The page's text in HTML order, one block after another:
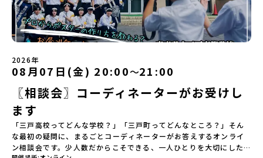
天候などの状況等によって開催を見合わせる可能性があります。そ
の場合は原則、開催日1週間前までにご連絡いたします。又、最少催
行人数に達しなかった場合は、開催日3週間前までに催行中止の旨を
メールにてご連絡いたします。・よくあるご質問その他、よくある
ご質問についてはこちらをご確認ください。運営団体について＜プ
ログラム主催：一般財団法人地域・教育魅力化プラットフォーム＞
「意志ある若者にあふれる持続可能な地域・社会をつくる」という
ビジョンを掲げ、2017年3月に島根県に設立した教育事業団体で
す。日本全国約200の高校と連携しながら、中学卒業後に地域の枠を
越えて生徒一人ひとりの夢や価値観に合った地域・学校で1〜3年間
過ごすことができるシステム「地域みらい留学」をはじめとした、
教育事業や地域活性モデルをつくり続けています。名 称：一般財
団法人地域・教育魅力化プラットフォーム設 立：2017年3月代表
者：岩本 悠所在地：〒690-0842 島根県松江市東本町二丁目25-6
や、中学生のみなさんの素朴な疑問にスタッフが直接お答えしま
す。チャットでの質問も可能ですので、ぜひご自宅からリラックス
してご参加ください。▼お申し込み前に必ずご確認ください・参加
規約への同意プログラムへの参加申し込みいただく前に、「お申し
い。・抽選による参加者決定についてお申込みいただいた方の中か
ら抽選の上、締め切り日から1週間を目途に、お申し込み時に記入い
ただいたメールアドレス宛に「当選／落選メール」をお送りいたし
ます。当選者は、メールに記載された「当選確認フォーム」に３日
以内に回答いただき、確認フォームの提出をもって参加確定とさせ
ていただきます。当選確認フォームの期日までにご回答いただけな
い場合は、当選を取り消しとさせていただきます。当選取り消しが
あった場合は、繰り上げ当選者へご連絡させていただきます。登録
メールアドレスの変更をご希望の場合は下記の地域みらい留学公式
軽にご視聴ください。🎬 [アーカイブ動画を視聴する]YouTube：
https://youtu.be/Yt8nd04aNgA?si=e5erbspvwz5O8_uF
【STEP 2】出水市・出水工業高校プログラム説明会〜「出水市・出
水工業高校」の内容を具体的に深掘りしたい方へ〜全体説明を聞い
たうえで、「出水市では具体的に何をするの？」「どんな町な
の？」という疑問にお答えする説明会です。出水市ならではの豊か
な文化や、2泊3日のプログラムの中身をたっぷりとお伝えします。
日 時： 6月9日日(水)19:00-19:45内 容： 出水市ってどんなとこ
ろ？プログラム詳細解説、質疑応答お申し込み：https://c-
mirai.jp/events/091247お気軽にどうぞ！「はじめての一人旅だ
けど大丈夫？」「どんな体験ができるの？」そんな保護者様の不安
や、中学生のみなさんの素朴な疑問にスタッフが直接お答えしま
す。チャットでの質問も可能ですので、ぜひご自宅からリラックス
体になり「開拓者精神」を育む！「平舘（たいらだて）高校」と
は？今回のプログラムを一緒に過ごしてくれる高校生は「平舘（た
いらだて）高校」の生徒たち。この高校の特徴は「地域と一体にな
った探究教育」と「自分で考えて動くチカラを大切にしている」こ
自身が「探究プロジェクト」を企画し取り組むユニークな高校で
す。机の上で勉強するだけではない、実践的な探究やフィールドワ
ークを楽しむことができます。今回は、そんなエネルギッシュに活
躍する高校生と一緒に交流したり対話をしながら、町の文化・料理
を楽しみ、高校での活動のイメージをもつことができる絶好の機
会！この地域でしか味わえない豊かな体験をぜひ楽しんでください
🎵体験のおすすめポイント体験プログラム内容（予定）＜1日目＞
（PM）「オリエンテーション」「地熱染色・発電所見学」 -八幡
平市の自然を知る -地球のチカラを使ったアートづくり「ペンショ
まちの暮らしを一緒に体験してみませんか？「地元以外の地域の暮
らしが気になる。いつか留学してみたい！」「大自然と生き物が好
き！興味がある！」「自分の進学や将来の可能性をもっとひらきた
い！」そんな中学生のみなさんにおすすめ！「おためし地域留学体
験」は、日本全国約200の高校と連携し、地域の枠を超えて学校生活
を送る「地域みらい留学」をプチ体験できるプログラムです。はじ
めてのひとり旅でも安心！現地でもスタッフがしっかりとサポート
いたします。今回のフィールドは「北海道 標津町（しべつちょ
う）」北海道の東に位置する標津町（しべつちょう）は人口 約
4,600人の町。東の水平線の奥に見えるのは北方領土の国後島（くな
しりとう）、西には世界遺産に認定されている秘境・知床半島（し
れとこはんとう）、鶴や白鳥など珍しい野鳥の宝庫である野付半島
（のつけはんとう）をながめることができ、ミルクの里の牧草地が
2026年
08月07日(金) 20:00〜21:00
〖相談会〗コーディネーターがお受けし
ます
「三戸高校ってどんな学校？」「三戸町ってどんなところ？」そん
な最初の疑問に、まるごとコーディネーターがお答えするオンライ
ン相談会です。少人数だからこそできる、一人ひとりを大切にした